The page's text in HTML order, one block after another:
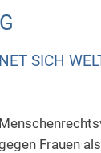
SICH
Frauen